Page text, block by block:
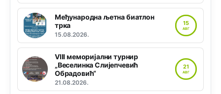
Међународна љетна биатлон
трка
15.08.2026.
15
АВГ
VIII меморијални турнир
„Веселинка Слијепчевић
Обрадовић“
21.08.2026.
21
АВГ